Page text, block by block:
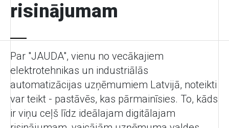
risinājumam
Par "JAUDA", vienu no vecākajiem
elektrotehnikas un industriālās
automatizācijas uzņēmumiem Latvijā, noteikti
var teikt - pastāvēs, kas pārmainīsies. To, kāds
ir viņu ceļš līdz ideālajam digitālajam